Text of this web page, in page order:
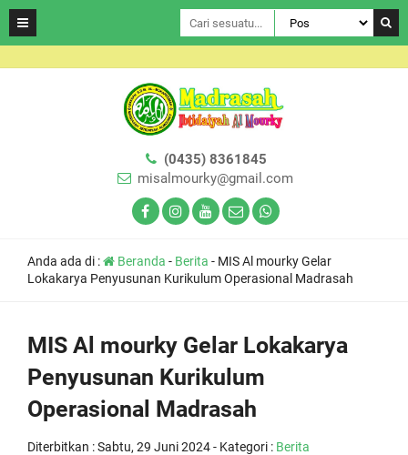
(0435) 8361845
misalmourky@gmail.com
Anda ada di : Beranda - Berita - MIS Al mourky Gelar
Lokakarya Penyusunan Kurikulum Operasional Madrasah
MIS Al mourky Gelar Lokakarya
Penyusunan Kurikulum
Operasional Madrasah
Diterbitkan :Sabtu, 29 Juni 2024- Kategori : Berita